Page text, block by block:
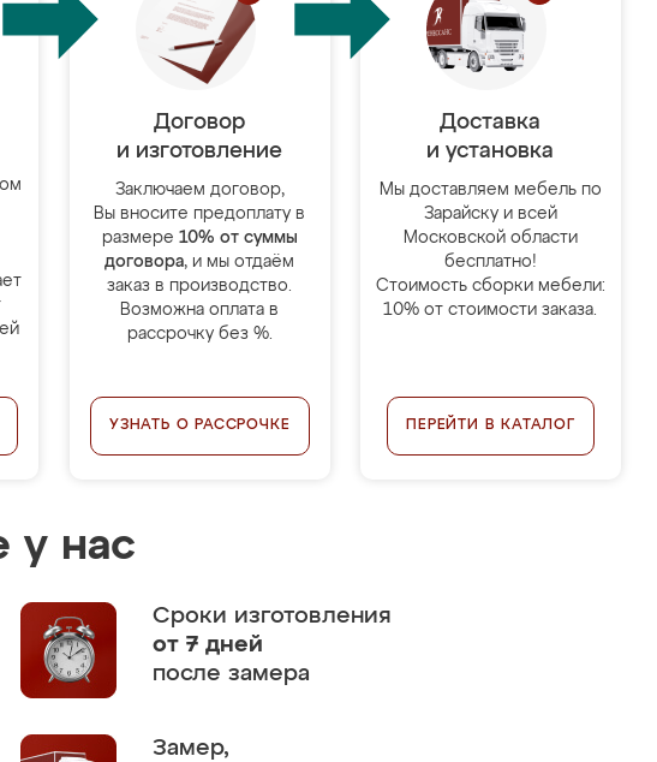
Договор
и изготовление
Заключаем договор,
Вы вносите предоплату в
размере 10% от суммы
договора, и мы отдаём
заказ в производство.
Возможна оплата в
рассрочку без %.
УЗНАТЬ О РАССРОЧКЕ
Доставка
и установка
Мы доставляем мебель по
Зарайску и всей
Московской области
бесплатно!
Стоимость сборки мебели:
10% от стоимости заказа.
ПЕРЕЙТИ В КАТАЛОГ
у нас
Сроки изготовления
от 7 дней
после замера
Замер,